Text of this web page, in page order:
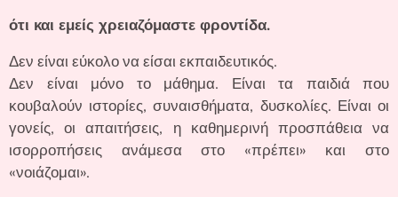
ότι και εμείς χρειαζόμαστε φροντίδα.
Δεν είναι εύκολο να είσαι εκπαιδευτικός.
Δεν είναι μόνο το μάθημα. Είναι τα παιδιά που
κουβαλούν ιστορίες, συναισθήματα, δυσκολίες. Είναι οι
γονείς, οι απαιτήσεις, η καθημερινή προσπάθεια να
ισορροπήσεις ανάμεσα στο «πρέπει» και στο
«νοιάζομαι».